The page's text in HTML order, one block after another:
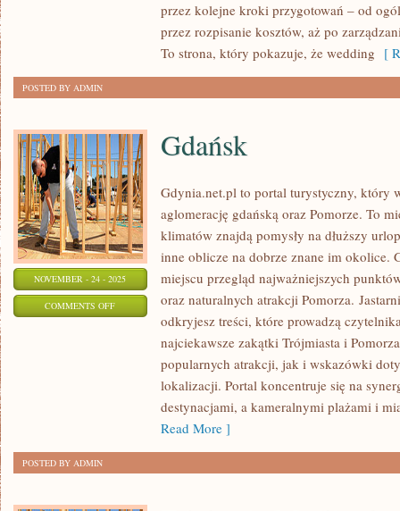
OSZCZĘDNOŚCIprzez kolejne kroki przygotowań – od
przez rozpisanie kosztów, aż po
To strona, który pokazuje, że wedding [
POSTED BY ADMIN
NOVEMBER - 24 - 2025
COMMENTS OFFON
Gdańsk
Gdynia.net.pl to portal turystyczny, który
aglomerację gdańską oraz Pomorze. To
klimatów znajdą pomysły na dłuższy
inne oblicze na dobrze znane im okolice.
miejscu przegląd najważniejszych
oraz naturalnych atrakcji Pomorza.
odkryjesz treści, które prowadzą
najciekawsze zakątki Trójmiasta i
popularnych atrakcji, jak i wskazówki
lokalizacji. Portal koncentruje się na
destynacjami, a kameralnymi plażami i
Read More ]
POSTED BY ADMIN